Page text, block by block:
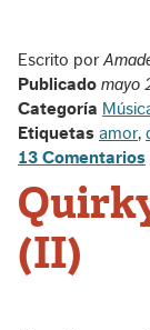
Escrito por
Publicado mayo
Categoría
Etiquetas amor,
13 Comentarios
(II)